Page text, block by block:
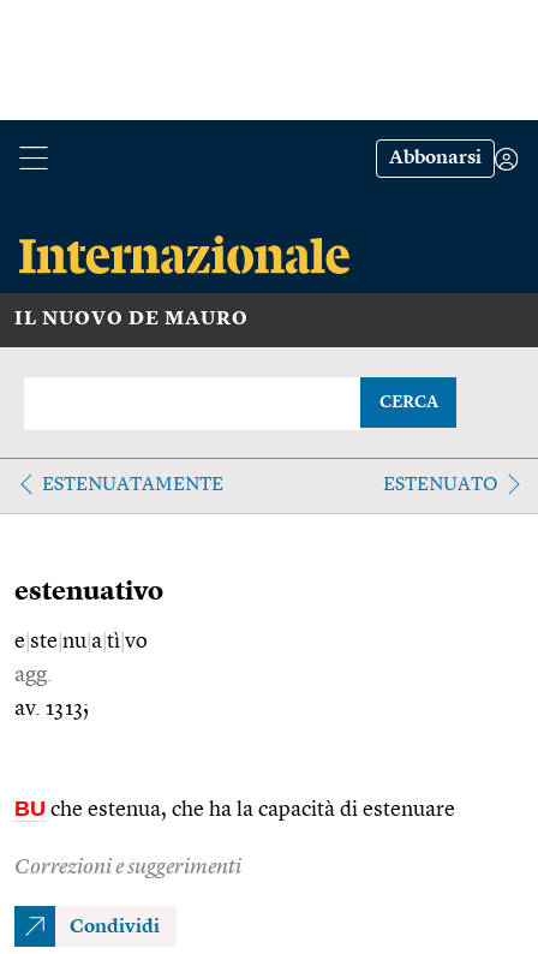
Abbonarsi
IL NUOVO DE MAURO
CERCA
ESTENUATAMENTE ESTENUATO
estenuativo
e ste nu a tì vo
agg.
av. 1313;
BU che estenua, che ha la capacità di estenuare
Correzioni e suggerimenti
Condividi